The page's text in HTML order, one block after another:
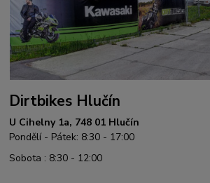
Dirtbikes Hlučín
U Cihelny 1a, 748 01 Hlučín
Pondělí - Pátek: 8:30 - 17:00
Sobota : 8:30 - 12:00